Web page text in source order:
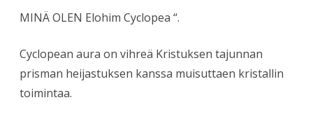
MINÄ OLEN Elohim Cyclopea “.
Cyclopean aura on vihreä Kristuksen tajunnan
prisman heijastuksen kanssa muisuttaen kristallin
toimintaa.